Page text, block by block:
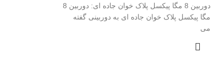
دوربین 8 مگا پیکسل پلاک خوان جاده ای: دوربین 8
مگا پیکسل پلاک خوان جاده ای به دوربینی گفته
می